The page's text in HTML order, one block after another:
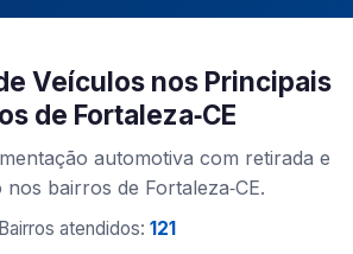
Veículos nos Principais
de Fortaleza‑CE
automotiva com retirada e
bairros de Fortaleza‑CE.
Bairros atendidos: 121